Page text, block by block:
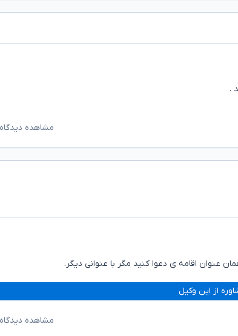
.
مشاهده
عنوان اقامه ی دعوا کنید مگر با عنوانی دیگر.
از این وکیل
مشاهده